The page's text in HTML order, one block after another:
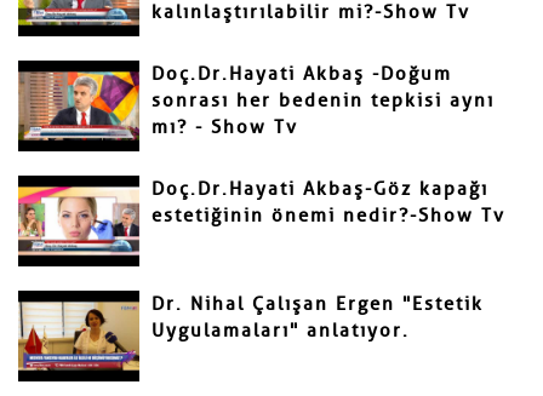
Gönder
kalınlaştırılabilir mi?-Show Tv
Doç.Dr.Hayati Akbaş -Doğum
sonrası her bedenin tepkisi aynı
mı? - Show Tv
Doç.Dr.Hayati Akbaş-Göz kapağı
estetiğinin önemi nedir?-Show Tv
Dr. Nihal Çalışan Ergen "Estetik
Uygulamaları" anlatıyor.